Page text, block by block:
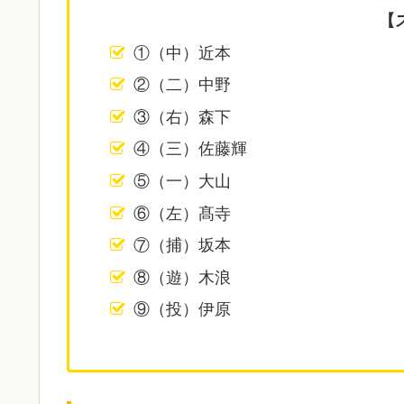
①（中）近本
②（二）中野
③（右）森下
④（三）佐藤輝
⑤（一）大山
⑥（左）髙寺
⑦（捕）坂本
⑧（遊）木浪
⑨（投）伊原